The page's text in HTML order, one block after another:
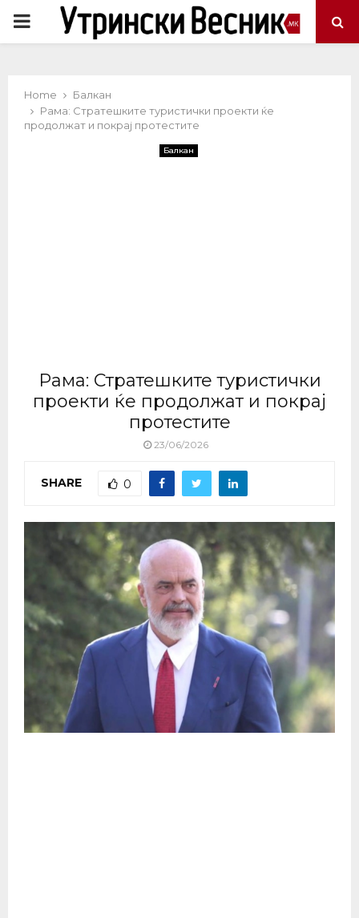
PRIMARY
Home
Балкан
Рама: Стратешките туристички проекти ќе
продолжат и покрај протестите
Балкан
Рама: Стратешките туристички
проекти ќе продолжат и покрај
протестите
23/06/2026
SHARE 0